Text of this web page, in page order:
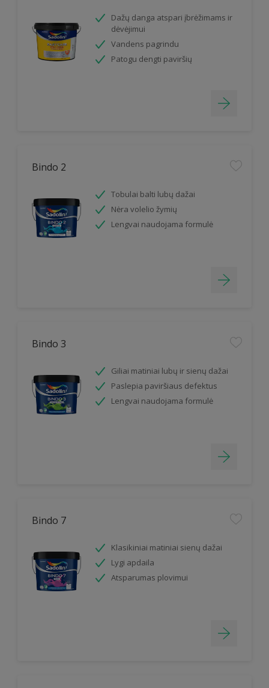
Dažų danga atspari įbrėžimams ir
dėvėjimui
Vandens pagrindu
Patogu dengti paviršių
Bindo 2
Tobulai balti lubų dažai
Nėra volelio žymių
Lengvai naudojama formulė
Bindo 3
Giliai matiniai lubų ir sienų dažai
Paslepia paviršiaus defektus
Lengvai naudojama formulė
Bindo 7
Klasikiniai matiniai sienų dažai
Lygi apdaila
Atsparumas plovimui